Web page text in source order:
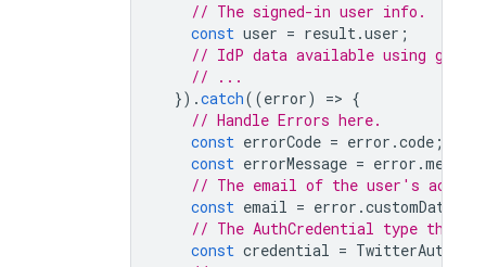
// The signed-in user info.
const user = result.user ;
// IdP data available using
// ...
}).catch((error) => {
// Handle Errors here.
const errorCode = error .code ;
const errorMessage = error .message
// The email of the user's
const email = error .customData
// The AuthCredential type that
const credential =